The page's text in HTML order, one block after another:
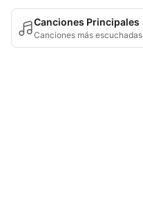
Canciones Principales
Canciones más escuchadas